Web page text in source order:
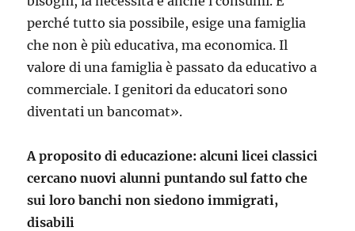
perché tutto sia possibile, esige una famiglia
che non è più educativa, ma economica. Il
valore di una famiglia è passato da educativo a
commerciale. I genitori da educatori sono
diventati un bancomat».
A proposito di educazione: alcuni licei classici
cercano nuovi alunni puntando sul fatto che
sui loro banchi non siedono immigrati,
disabili